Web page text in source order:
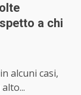
a chi
alcuni casi,